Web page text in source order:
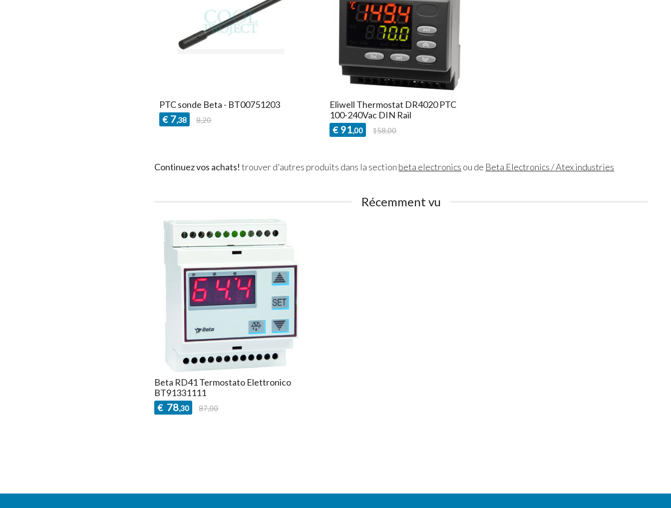
PTC sonde Beta - BT00751203
€ 7,38 8,20
Eliwell Thermostat DR4020 PTC
100-240Vac DIN Rail
€ 91,00 158,00
Continuez vos achats! trouver d'autres produits dans la section beta electronics ou de Beta Electronics / Atex industries
Récemment vu
Beta RD41 Termostato Elettronico
BT91331111
€ 78,30 87,00